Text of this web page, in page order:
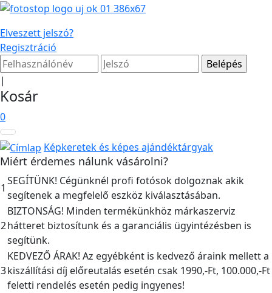
Elveszett jelszó?
Regisztráció
|
Kosár
0
Képkeretek és képes ajándéktárgyak
Miért érdemes nálunk vásárolni?
1
SEGÍTÜNK! Cégünknél profi fotósok dolgoznak akik
segítenek a megfelelő eszköz kiválasztásában.
2
BIZTONSÁG! Minden termékünkhöz márkaszerviz
hátteret biztosítunk és a garanciális ügyintézésben is
segítünk.
3
KEDVEZŐ ÁRAK! Az egyébként is kedvező áraink mellett a
kiszállítási díj előreutalás esetén csak 1990,-Ft, 100.000,-Ft
feletti rendelés esetén pedig ingyenes!